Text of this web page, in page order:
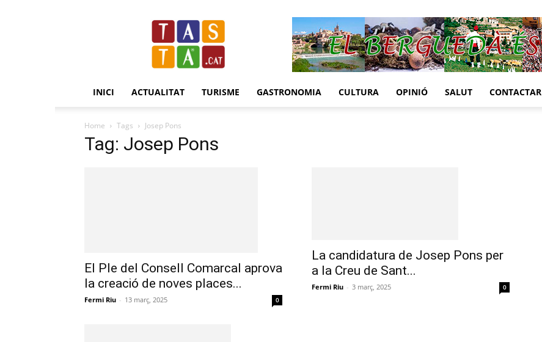
Revista
Tasta.cat
INICI ACTUALITAT TURISME GASTRONOMIA CULTURA OPINIÓ SALUT CONTACTAR
Home Tags Josep Pons
Tag: Josep Pons
El Ple del Consell Comarcal aprova
la creació de noves places...
Fermi Riu - 13 març, 2025 0
La candidatura de Josep Pons per
a la Creu de Sant...
Fermi Riu - 3 març, 2025 0